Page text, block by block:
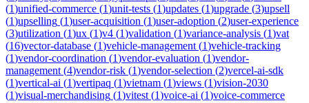
(1)unified-commerce (1)unit-tests (1)updates (1)upgrade (3)upsell
(1)upselling (1)user-acquisition (1)user-adoption (2)user-experience
(3)utilization (1)ux (1)v4 (1)validation (1)variance-analysis (1)vat
(16)vector-database (1)vehicle-management (1)vehicle-tracking
(1)vendor-coordination (1)vendor-evaluation (1)vendor-
management (4)vendor-risk (1)vendor-selection (2)vercel-ai-sdk
(1)vertical-ai (1)vertipaq (1)vietnam (1)views (1)vision-2030
(1)visual-merchandising (1)vitest (1)voice-ai (1)voice-commerce